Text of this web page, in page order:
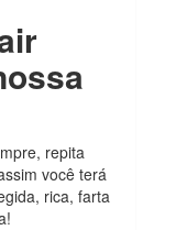
repita
você terá
rica, farta